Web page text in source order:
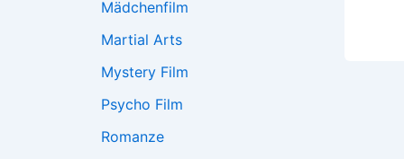
Mädchenfilm
Martial Arts
Mystery Film
Psycho Film
Romanze